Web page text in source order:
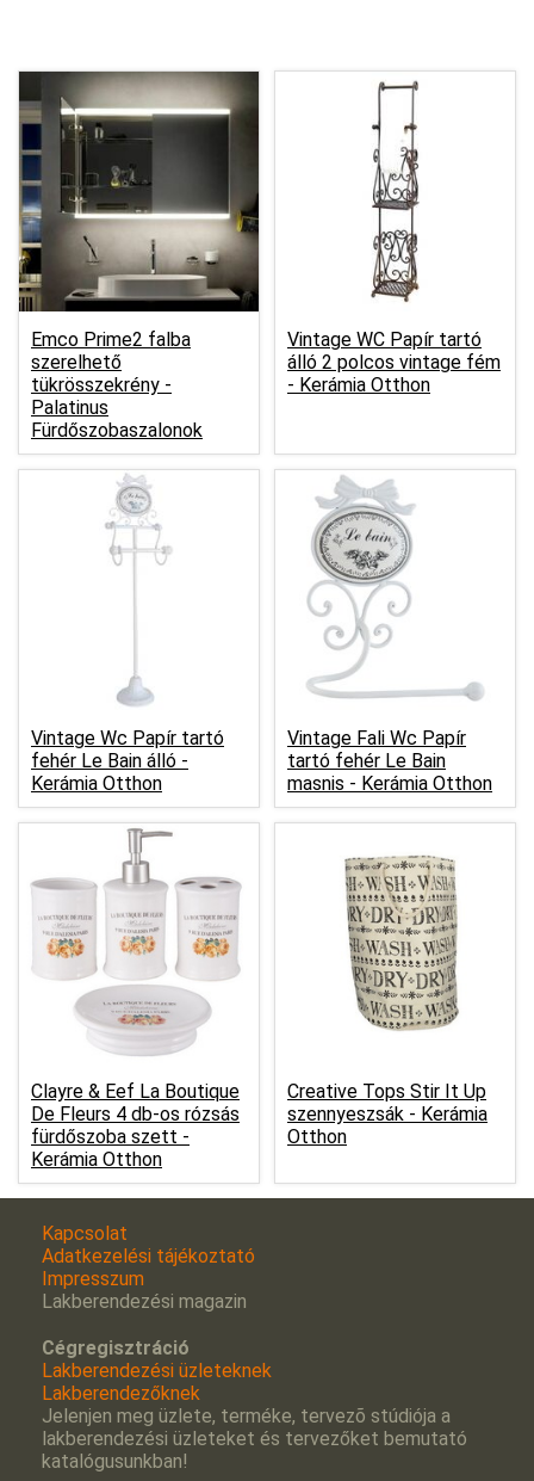
Emco Prime2 falba
szerelhető
tükrösszekrény -
Palatinus
Fürdőszobaszalonok
Vintage WC Papír tartó
álló 2 polcos vintage fém
- Kerámia Otthon
Vintage Wc Papír tartó
fehér Le Bain álló -
Kerámia Otthon
Vintage Fali Wc Papír
tartó fehér Le Bain
masnis - Kerámia Otthon
Clayre & Eef La Boutique
De Fleurs 4 db-os rózsás
fürdőszoba szett -
Kerámia Otthon
Creative Tops Stir It Up
szennyeszsák - Kerámia
Otthon
Kapcsolat
Adatkezelési tájékoztató
Impresszum
Lakberendezési magazin
Cégregisztráció
Lakberendezési üzleteknek
Lakberendezőknek
Jelenjen meg üzlete, terméke, tervezõ stúdiója a
lakberendezési üzleteket és tervezőket bemutató
katalógusunkban!